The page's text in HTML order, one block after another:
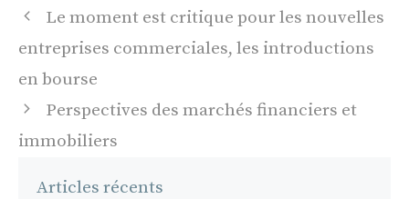
Navigation
des
articles
Le moment est critique pour les nouvelles
entreprises commerciales, les introductions
en bourse
Perspectives des marchés financiers et
immobiliers
Articles récents